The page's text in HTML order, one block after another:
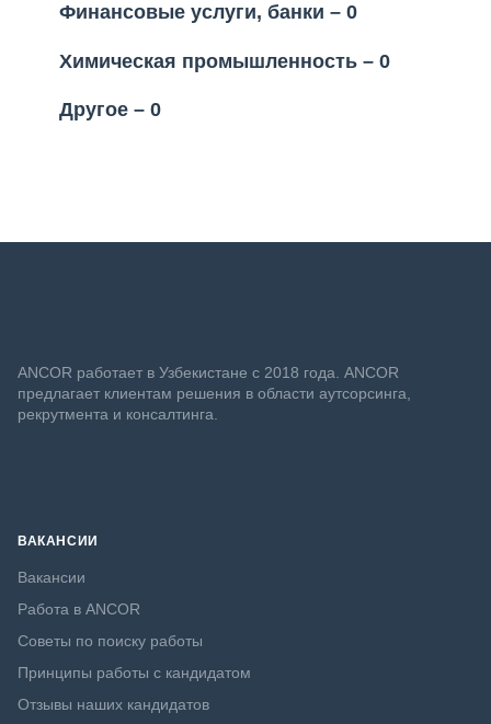
Финансовые услуги, банки – 0
Химическая промышленность – 0
Другое – 0
ANСOR работает в Узбекистане с 2018 года. ANCOR
предлагает клиентам решения в области аутсорсинга,
рекрутмента и консалтинга.
ВАКАНСИИ
Вакансии
Работа в ANCOR
Советы по поиску работы
Принципы работы с кандидатом
Отзывы наших кандидатов